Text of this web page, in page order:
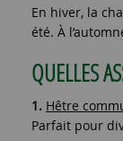
En hiver, la
été. À
QUELLES
1. Hêtre
Parfait pour